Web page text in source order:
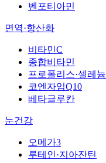
벤포티아민
면역·항산화
비타민C
종합비타민
프로폴리스·셀레늄
코엔자임Q10
베타글루칸
눈건강
오메가3
루테인·지아잔틴